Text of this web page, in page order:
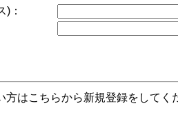
：
はこちらから新規登録をしてく